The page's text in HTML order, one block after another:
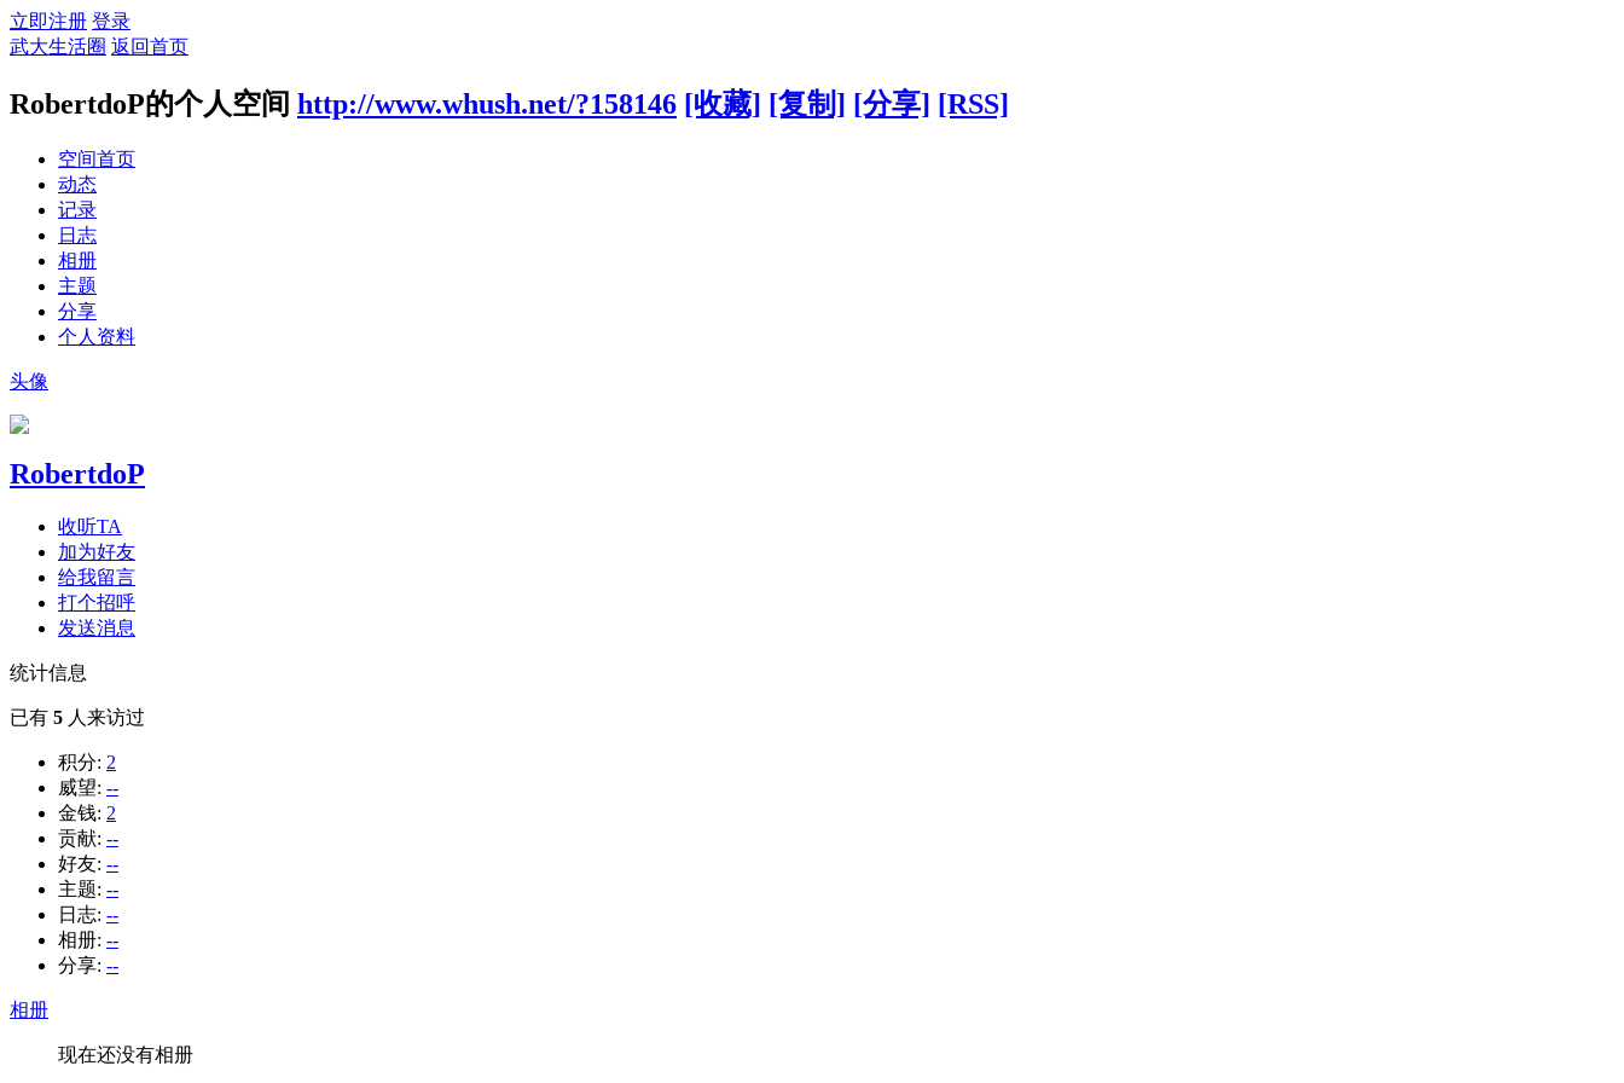
立即注册 登录
武大生活圈 返回首页
RobertdoP的个人空间 http://www.whush.net/?158146 [收藏] [复制] [分享] [RSS]
空间首页
动态
记录
日志
相册
主题
分享
个人资料
头像
RobertdoP
收听TA
加为好友
给我留言
打个招呼
发送消息
统计信息
已有 5 人来访过
积分: 2
威望: --
金钱: 2
贡献: --
好友: --
主题: --
日志: --
相册: --
分享: --
相册
现在还没有相册